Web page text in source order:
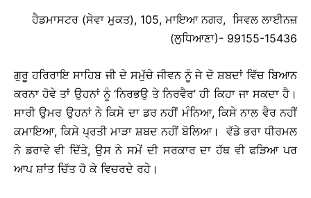
ਹੈਡਮਾਸਟਰ (ਸੇਵਾ ਮੁਕਤ), 105, ਮਾਇਆ ਨਗਰ, ਸਿਵਲ ਲਾਈਨਜ਼
(ਲੁਧਿਆਣਾ)- 99155-15436
ਗੁਰੂ ਹਰਿਰਾਇ ਸਾਹਿਬ ਜੀ ਦੇ ਸਮੁੱਚੇ ਜੀਵਨ ਨੂੰ ਜੇ ਦੋ ਸ਼ਬਦਾਂ ਵਿੱਚ ਬਿਆਨ
ਕਰਨਾ ਹੋਵੇ ਤਾਂ ਉਹਨਾਂ ਨੂੰ ‘ਨਿਰਭਉ ਤੇ ਨਿਰਵੈਰ’ ਹੀ ਕਿਹਾ ਜਾ ਸਕਦਾ ਹੈ।
ਸਾਰੀ ਉਮਰ ਉਹਨਾਂ ਨੇ ਕਿਸੇ ਦਾ ਡਰ ਨਹੀਂ ਮੰਨਿਆ, ਕਿਸੇ ਨਾਲ ਵੈਰ ਨਹੀਂ
ਕਮਾਇਆ, ਕਿਸੇ ਪ੍ਰਤੀ ਮਾੜਾ ਸ਼ਬਦ ਨਹੀਂ ਬੋਲਿਆ। ਵੱਡੇ ਭਰਾ ਧੀਰਮਲ
ਨੇ ਡਰਾਵੇ ਵੀ ਦਿੱਤੇ, ਉਸ ਨੇ ਸਮੇਂ ਦੀ ਸਰਕਾਰ ਦਾ ਹੱਥ ਵੀ ਫੜਿਆ ਪਰ
ਆਪ ਸ਼ਾਂਤ ਚਿੱਤ ਹੋ ਕੇ ਵਿਚਰਦੇ ਰਹੇ।